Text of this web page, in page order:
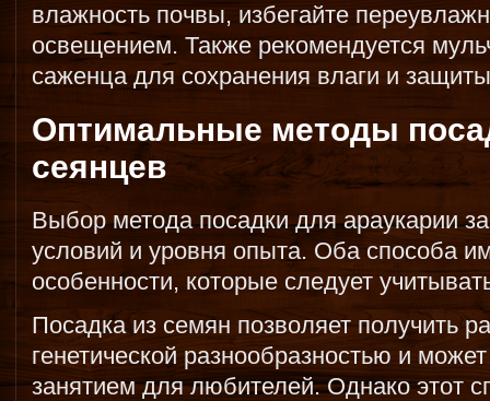
влажность почвы, избегайте
освещением. Также рекомендуется
саженца для сохранения влаги и
Оптимальные методы
сеянцев
Выбор метода посадки для араукарии
условий и уровня опыта. Оба способа
особенности, которые следует
Посадка из семян позволяет получить
генетической разнообразностью и
занятием для любителей. Однако этот